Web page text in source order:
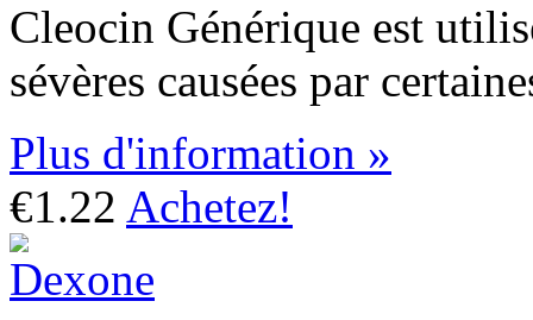
Cleocin Générique est
sévères causées par
Plus d'information »
€1.22 Achetez!